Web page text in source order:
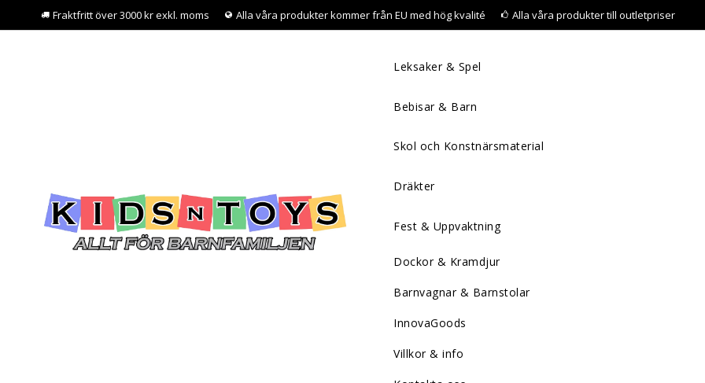
Fraktfritt över 3000 kr exkl. moms Alla våra produkter kommer från EU med hög kvalité Alla våra produkter till outletpriser
Leksaker & Spel
Bebisar & Barn
Skol och Konstnärsmaterial
Dräkter
Fest & Uppvaktning
Dockor & Kramdjur
Barnvagnar & Barnstolar
InnovaGoods
Villkor & info